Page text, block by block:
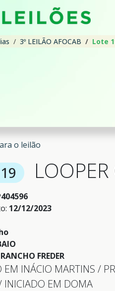
3º LEILÃO AFOCAB Lote
o leilão
12/12/2023
RANCHO FREDER
EM INÁCIO MARTINS / PR
INICIADO EM DOMA